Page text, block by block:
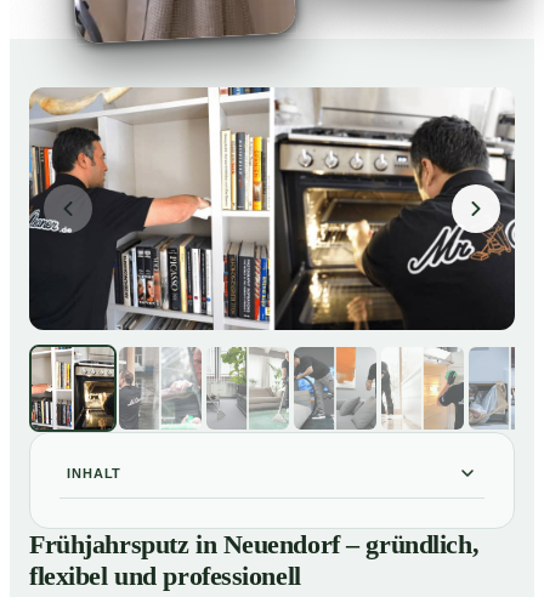
INHALT
01 Frühjahrsputz in Neuendorf – gründlich, flexibel und
professionell
Frühjahrsputz in Neuendorf – gründlich,
flexibel und professionell